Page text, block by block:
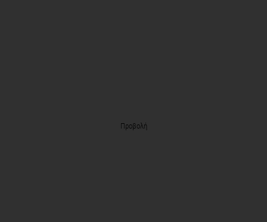
Προβολή